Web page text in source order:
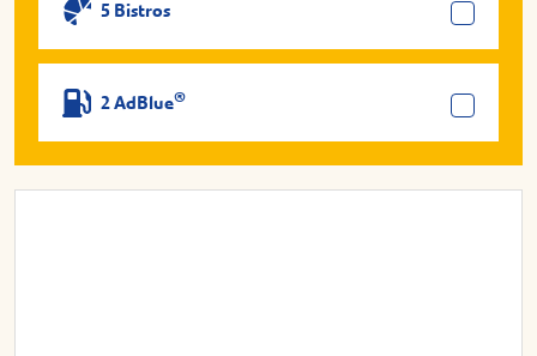
5 Bistros
2 AdBlue®